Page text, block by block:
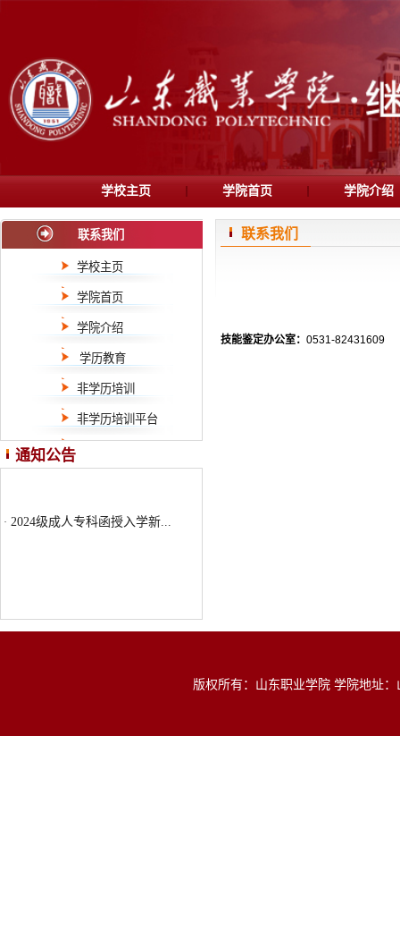
学校主页 学院首页 学院介绍
联系我们
学校主页
学院首页
学院介绍
学历教育
非学历培训
非学历培训平台
通知公告
2024级成人专科函授入学新...
2024级成人专科函授入学新...
联系我们
技能鉴定办公室： 0531-82431609
版权所有：山东职业学院 学院地址：